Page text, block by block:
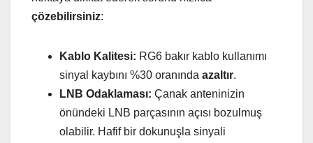
çözebilirsiniz:
Kablo Kalitesi: RG6 bakır kablo kullanımı
sinyal kaybını %30 oranında azaltır.
LNB Odaklaması: Çanak anteninizin
önündeki LNB parçasının açısı bozulmuş
olabilir. Hafif bir dokunuşla sinyali